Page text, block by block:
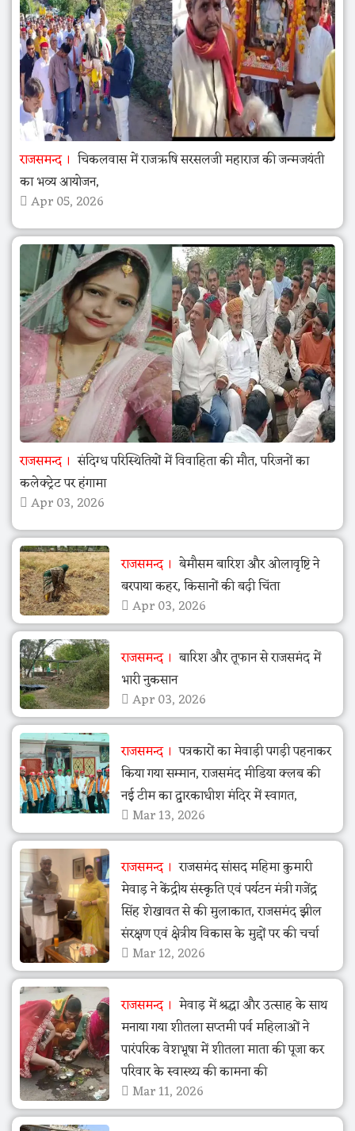
राजसमन्द
चिकलवास में राजऋषि सरसलजी महाराज की जन्मजयंती
का भव्य आयोजन,
Apr 05, 2026
राजसमन्द
संदिग्ध परिस्थितियों में विवाहिता की मौत, परिजनों का
कलेक्ट्रेट पर हंगामा
Apr 03, 2026
राजसमन्द
बेमौसम बारिश और ओलावृष्टि ने
बरपाया कहर, किसानों की बढ़ी चिंता
Apr 03, 2026
राजसमन्द
बारिश और तूफान से राजसमंद में
भारी नुकसान
Apr 03, 2026
राजसमन्द
पत्रकारों का मेवाड़ी पगड़ी पहनाकर
किया गया सम्मान, राजसमंद मीडिया क्लब की
नई टीम का द्वारकाधीश मंदिर में स्वागत,
Mar 13, 2026
राजसमन्द
राजसमंद सांसद महिमा कुमारी
मेवाड़ ने केंद्रीय संस्कृति एवं पर्यटन मंत्री गजेंद्र
सिंह शेखावत से की मुलाकात, राजसमंद झील
संरक्षण एवं क्षेत्रीय विकास के मुद्दों पर की चर्चा
Mar 12, 2026
राजसमन्द
मेवाड़ में श्रद्धा और उत्साह के साथ
मनाया गया शीतला सप्तमी पर्व महिलाओं ने
पारंपरिक वेशभूषा में शीतला माता की पूजा कर
परिवार के स्वास्थ्य की कामना की
Mar 11, 2026